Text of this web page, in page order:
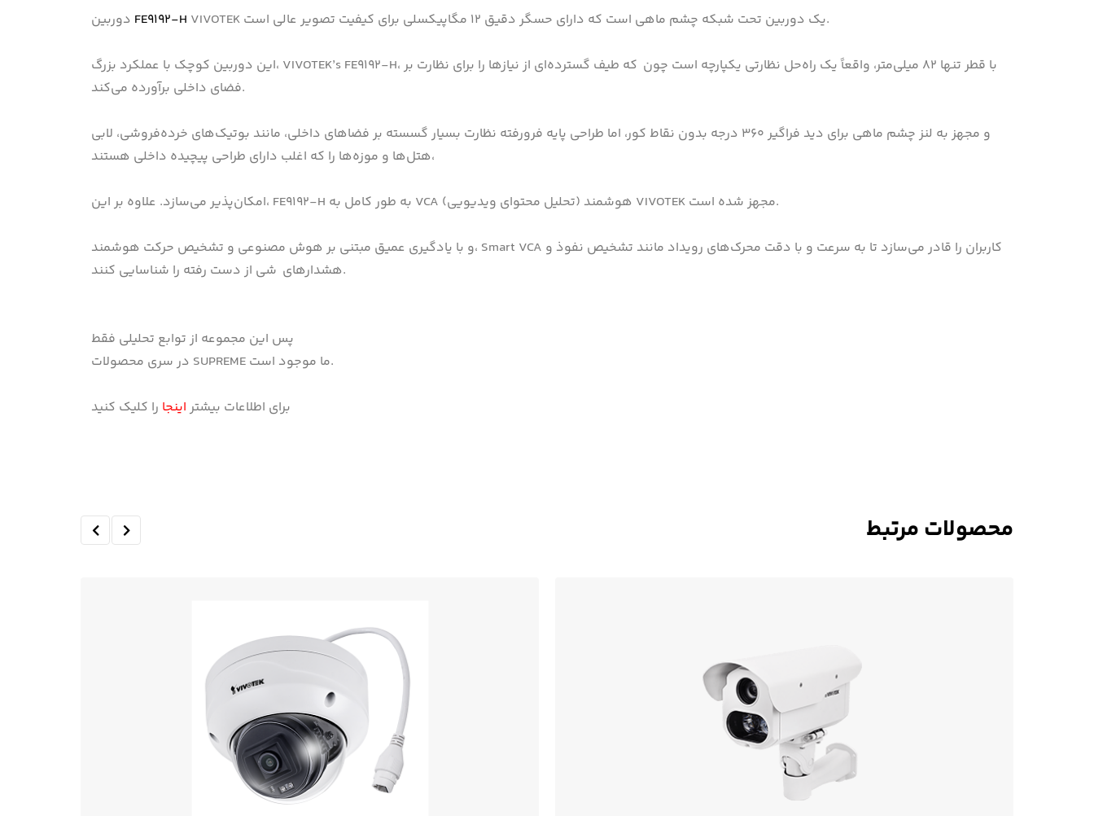
FE9192-H VIVOTEK یک دوربین تحت شبکه چشم ماهی است که دارای حسگر دقیق ۱۲ مگاپیکسلی برای کیفیت تصویر عالی است.
این دوربین کوچک با عملکرد بزرگ، VIVOTEK’s FE9192-H، با قطر تنها ۸۲ میلی‌متر، واقعاً یک راه‌حل نظارتی یکپارچه است چون که طیف گسترده‌ای از نیازها را برای نظارت بر
فضای داخلی برآورده می‌کند.
و مجهز به لنز چشم ماهی برای دید فراگیر ۳۶۰ درجه بدون نقاط کور، اما طراحی پایه فرورفته نظارت بسیار گسسته بر فضاهای داخلی، مانند بوتیک‌های خرده‌فروشی، لابی
هتل‌ها و موزه‌ها را که اغلب دارای طراحی پیچیده داخلی هستند،
امکان‌پذیر می‌سازد. علاوه بر این، FE9192-H به طور کامل به VCA هوشمند (تحلیل محتوای ویدیویی) VIVOTEK مجهز شده است.
و با یادگیری عمیق مبتنی بر هوش مصنوعی و تشخیص حرکت هوشمند، Smart VCA کاربران را قادر می‌سازد تا به سرعت و با دقت محرک‌های رویداد مانند تشخیص نفوذ و
هشدارهای شی از دست رفته را شناسایی کنند.
پس این مجموعه از توابع تحلیلی فقط
در سری محصولات SUPREME ما موجود است.
برای اطلاعات بیشتر اینجا را کلیک کنید
محصولات مرتبط